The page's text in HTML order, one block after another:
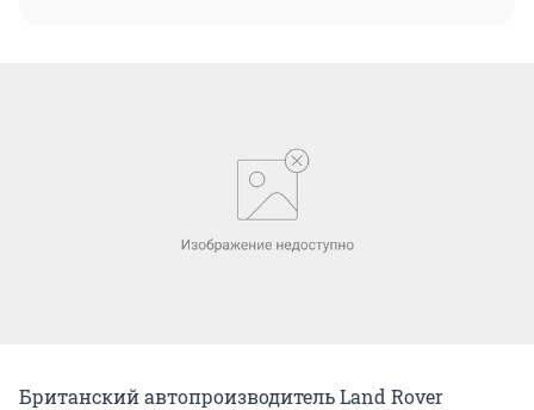
Британский автопроизводитель Land Rover